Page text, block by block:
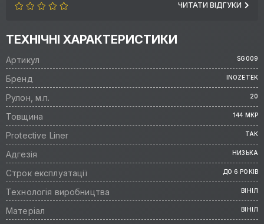
ЧИТАТИ ВІДГУКИ
ТЕХНІЧНІ ХАРАКТЕРИСТИКИ
Артикул SG009
Бренд INOZETEK
Рулон, м.п. 20
Товщина 144 МКР
Protective Liner ТАК
Адгезія НИЗЬКА
Строк експлуатації ДО 6 РОКІВ
Технологія виробництва ВІНІЛ
Матеріал ВІНІЛ